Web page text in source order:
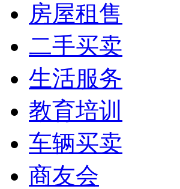
房屋租售
二手买卖
生活服务
教育培训
车辆买卖
商友会